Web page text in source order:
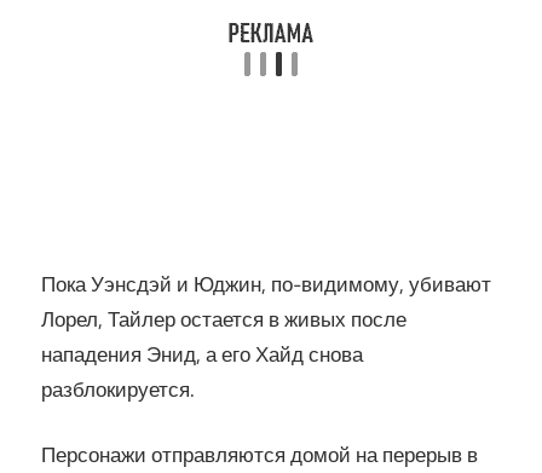
Пока Уэнсдэй и Юджин, по-видимому, убивают
Лорел, Тайлер остается в живых после
нападения Энид, а его Хайд снова
разблокируется.
Персонажи отправляются домой на перерыв в